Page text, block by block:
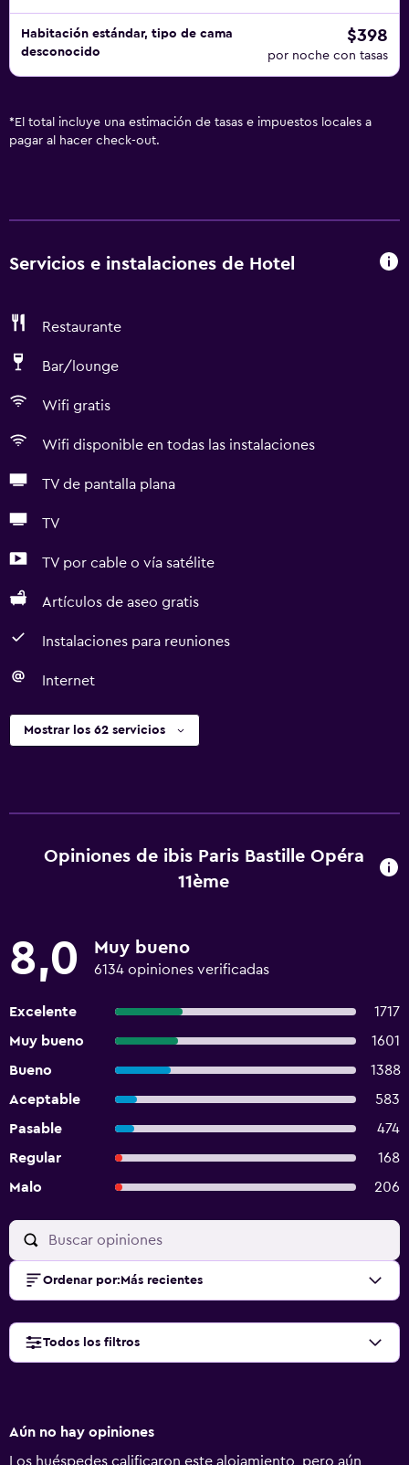
Habitación estándar, tipo de cama
desconocido
$398
por noche con tasas
* El total incluye una estimación de tasas e impuestos locales a
pagar al hacer check-out.
Servicios e instalaciones de Hotel
Restaurante
Bar/lounge
Wifi gratis
Wifi disponible en todas las instalaciones
TV de pantalla plana
TV
TV por cable o vía satélite
Artículos de aseo gratis
Instalaciones para reuniones
Internet
Mostrar los 62 servicios
Opiniones de ibis Paris Bastille Opéra
11ème
8,0 Muy bueno
6134 opiniones verificadas
Excelente
1717
Muy bueno
1601
Bueno
1388
Aceptable
583
Pasable
474
Regular
168
Malo
206
Ordenar por: Más recientes
Todos los filtros
Aún no hay opiniones
Los huéspedes calificaron este alojamiento, pero aún